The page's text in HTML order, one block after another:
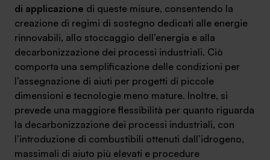
di applicazione di queste misure, consentendo la
creazione di regimi di sostegno dedicati alle energie
rinnovabili, allo stoccaggio dell’energia e alla
decarbonizzazione dei processi industriali. Ciò
comporta una semplificazione delle condizioni per
l’assegnazione di aiuti per progetti di piccole
dimensioni e tecnologie meno mature. Inoltre, si
prevede una maggiore flessibilità per quanto riguarda
la decarbonizzazione dei processi industriali, con
l’introduzione di combustibili ottenuti dall’idrogeno,
massimali di aiuto più elevati e procedure